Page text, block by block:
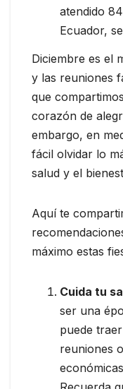
atendido
Ecuador,
Diciembre es el
y las reuniones
que
corazón de
embargo, en
fácil olvidar lo
salud y el
Aquí te
máximo estas
Cuida tu
ser una
puede
reuniones